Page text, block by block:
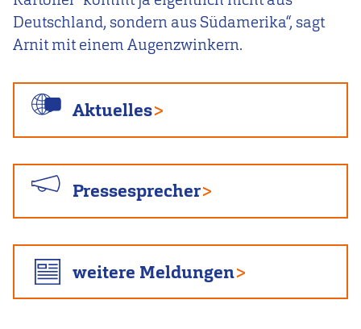
Deutschland, sondern aus Südamerika“, sagt
Arnit mit einem Augenzwinkern.
Aktuelles
Pressesprecher
weitere Meldungen